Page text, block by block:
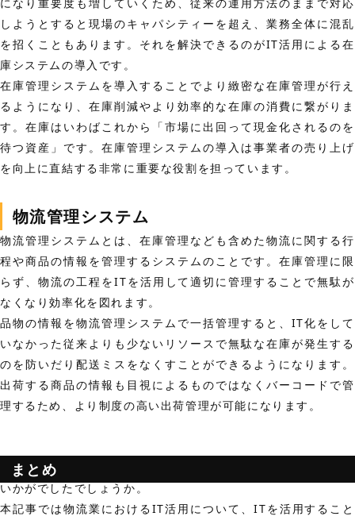
になり重要度も増していくため、従来の運用方法のままで対応
しようとすると現場のキャパシティーを超え、業務全体に混乱
を招くこともあります。それを解決できるのがIT活用による在
庫システムの導入です。
在庫管理システムを導入することでより緻密な在庫管理が行え
るようになり、在庫削減やより効率的な在庫の消費に繋がりま
す。在庫はいわばこれから「市場に出回って現金化されるのを
待つ資産」です。在庫管理システムの導入は事業者の売り上げ
を向上に直結する非常に重要な役割を担っています。
物流管理システム
物流管理システムとは、在庫管理なども含めた物流に関する行
程や商品の情報を管理するシステムのことです。在庫管理に限
らず、物流の工程をITを活用して適切に管理することで無駄が
なくなり効率化を図れます。
品物の情報を物流管理システムで一括管理すると、IT化をして
いなかった従来よりも少ないリソースで無駄な在庫が発生する
のを防いだり配送ミスをなくすことができるようになります。
出荷する商品の情報も目視によるものではなくバーコードで管
理するため、より制度の高い出荷管理が可能になります。
まとめ
いかがでしたでしょうか。
本記事では物流業におけるIT活用について、ITを活用すること